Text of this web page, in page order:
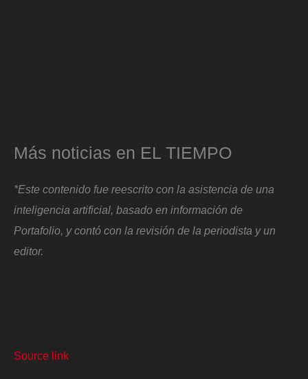
Más noticias en EL TIEMPO
*Este contenido fue reescrito con la asistencia de una
inteligencia artificial, basado en información de
Portafolio, y contó con la revisión de la periodista y un
editor.
Source link